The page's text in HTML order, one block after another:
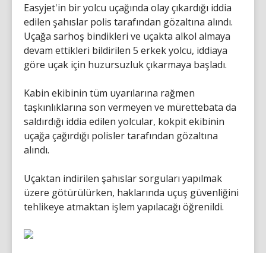
Easyjet'in bir yolcu uçağında olay çıkardığı iddia
edilen şahıslar polis tarafından gözaltına alındı.
Uçağa sarhoş bindikleri ve uçakta alkol almaya
devam ettikleri bildirilen 5 erkek yolcu, iddiaya
göre uçak için huzursuzluk çıkarmaya başladı.
Kabin ekibinin tüm uyarılarına rağmen
taşkınlıklarına son vermeyen ve mürettebata da
saldırdığı iddia edilen yolcular, kokpit ekibinin
uçağa çağırdığı polisler tarafından gözaltına
alındı.
Uçaktan indirilen şahıslar sorguları yapılmak
üzere götürülürken, haklarında uçuş güvenliğini
tehlikeye atmaktan işlem yapılacağı öğrenildi.